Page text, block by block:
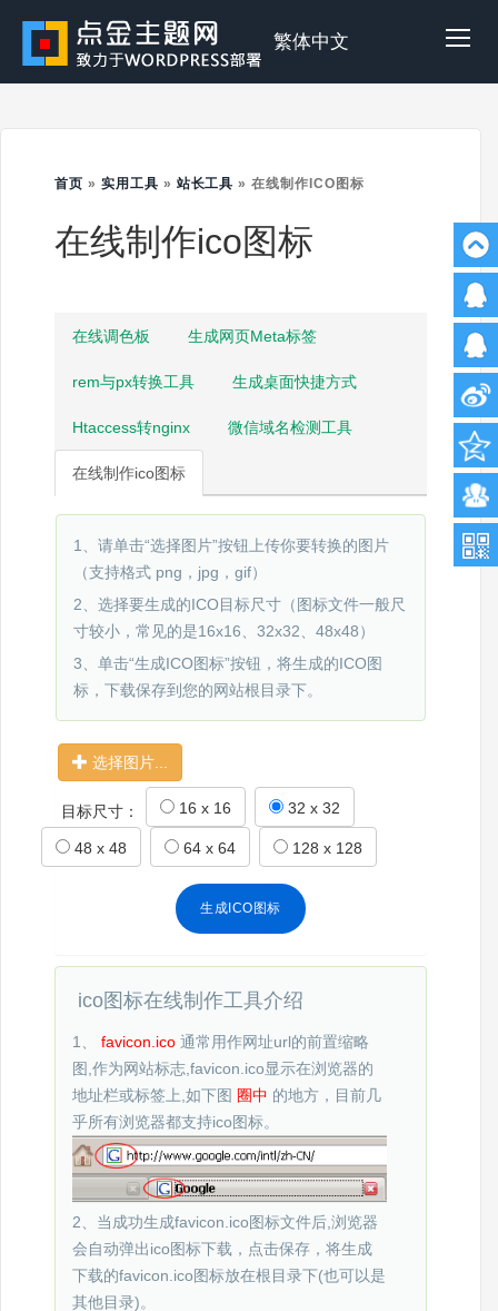
content
点
金
繁体中文
首页 » 实用工具 » 站长工具 »在线制作ICO图标
在线制作ico图标
在线调色板 生成网页Meta标签
rem与px转换工具 生成桌面快捷方式
Htaccess转nginx 微信域名检测工具
在线制作ico图标
1、请单击“选择图片”按钮上传你要转换的图片
（支持格式 png，jpg，gif）
2、选择要生成的ICO目标尺寸（图标文件一般尺
寸较小，常见的是16x16、32x32、48x48）
3、单击“生成ICO图标”按钮，将生成的ICO图
标，下载保存到您的网站根目录下。
选择图片...
目标尺寸： 16 x 16 32 x 32
48 x 48 64 x 64 128 x 128
ico图标在线制作工具介绍
1、 favicon.ico 通常用作网址url的前置缩略
图,作为网站标志,favicon.ico显示在浏览器的
地址栏或标签上,如下图 圈中 的地方，目前几
乎所有浏览器都支持ico图标。
2、当成功生成favicon.ico图标文件后,浏览器
会自动弹出ico图标下载，点击保存，将生成
下载的favicon.ico图标放在根目录下(也可以是
其他目录)。